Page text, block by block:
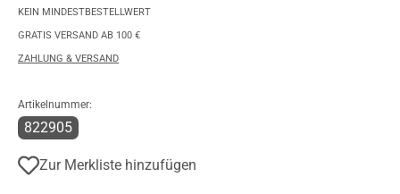
KEIN MINDESTBESTELLWERT
GRATIS VERSAND AB 100 €
ZAHLUNG & VERSAND
Artikelnummer:
822905
Zur Merkliste hinzufügen